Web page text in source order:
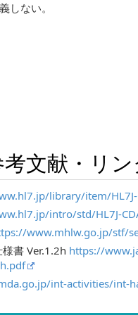
しない。
文献・リ
library/item/
intro/std/HL7J-
www.mhlw.go.jp/stf/
書 Ver.1.2h https://
int-activities/int-